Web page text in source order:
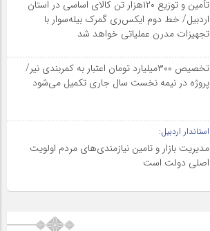
تأمین و توزیع ۱۲۰هزار تن کالای اساسی در استان
اردبیل/ خط دوم ایکس‌ری گمرک بیله‌سوار با
تجهیزات مدرن عملیاتی خواهد شد
تخصیص ۳۰۰میلیارد تومان اعتبار به کمربندی نیر/
پروژه در نیمه نخست سال جاری تکمیل می‌شود
استاندار اردبیل:
مدیریت بازار و تامین نیازمندی‌های مردم اولویت‌
اصلی دولت است